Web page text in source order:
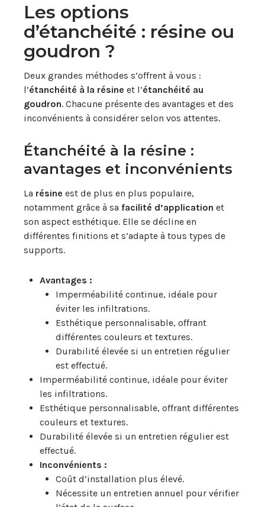
Les options
d’étanchéité : résine ou
goudron ?
Deux grandes méthodes s’offrent à vous :
l’étanchéité à la résine et l’étanchéité au
goudron. Chacune présente des avantages et des
inconvénients à considérer selon vos attentes.
Étanchéité à la résine :
avantages et inconvénients
La résine est de plus en plus populaire,
notamment grâce à sa facilité d’application et
son aspect esthétique. Elle se décline en
différentes finitions et s’adapte à tous types de
supports.
Avantages :
Imperméabilité continue, idéale pour
éviter les infiltrations.
Esthétique personnalisable, offrant
différentes couleurs et textures.
Durabilité élevée si un entretien régulier
est effectué.
Imperméabilité continue, idéale pour éviter
les infiltrations.
Esthétique personnalisable, offrant différentes
couleurs et textures.
Durabilité élevée si un entretien régulier est
effectué.
Inconvénients :
Coût d’installation plus élevé.
Nécessite un entretien annuel pour vérifier